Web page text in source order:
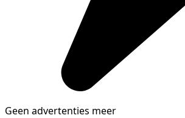
Geen advertenties meer